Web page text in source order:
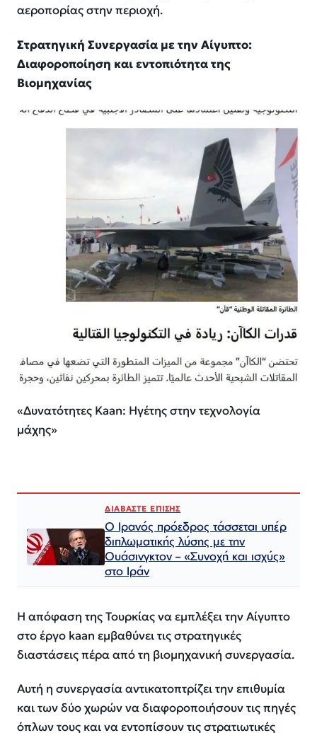
αεροπορίας στην περιοχή.
Στρατηγική Συνεργασία με την Αίγυπτο:
Διαφοροποίηση και εντοπιότητα της
Βιομηχανίας
«Δυνατότητες Kaan: Ηγέτης στην τεχνολογία
μάχης»
ΔΙΑΒΑΣΤΕ ΕΠΙΣΗΣ
Ο Ιρανός πρόεδρος τάσσεται υπέρ
διπλωματικής λύσης με την
Ουάσινγκτον – «Συνοχή και ισχύς»
στο Ιράν​​​​​​​​​​​​​​​​​​​​​​​​​​​​​​​​​​​​​​​​​​​​​​​​​​
Η απόφαση της Τουρκίας να εμπλέξει την Αίγυπτο
στο έργο kaan εμβαθύνει τις στρατηγικές
διαστάσεις πέρα από τη βιομηχανική συνεργασία.
Αυτή η συνεργασία αντικατοπτρίζει την επιθυμία
και των δύο χωρών να διαφοροποιήσουν τις πηγές
όπλων τους και να εντοπίσουν τις στρατιωτικές